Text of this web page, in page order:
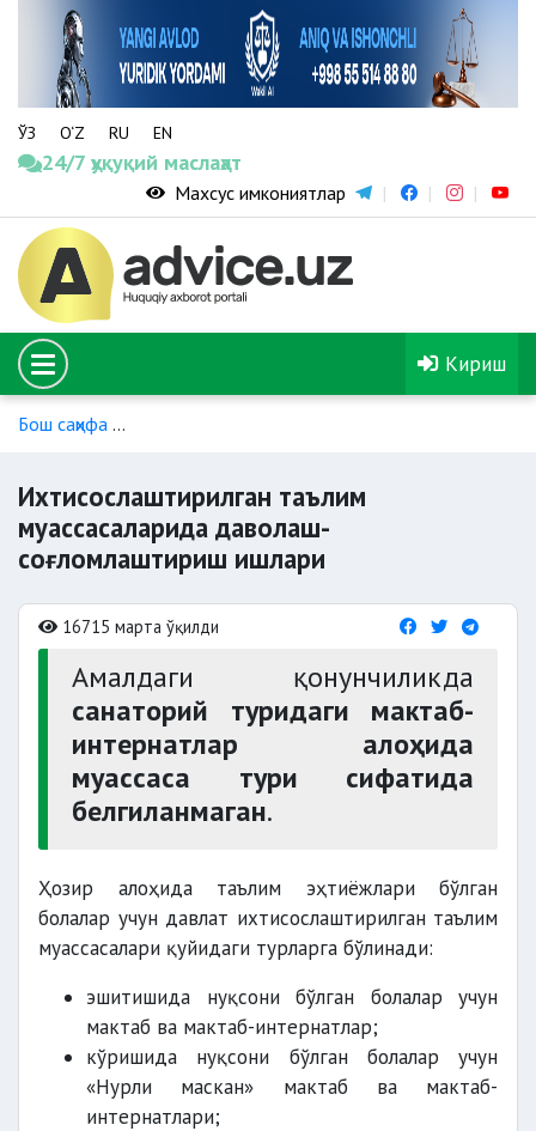
ЎЗ O‘Z RU EN
24/7 ҳуқуқий маслаҳат
Махсус имкониятлар
Кириш
Бош саҳифа
Ихтисослаштирилган таълим
муассасаларида даволаш-
соғломлаштириш ишлари
16715 марта ўқилди
Амалдаги қонунчиликда
санаторий туридаги мактаб-
интернатлар алоҳида
муассаса тури сифатида
белгиланмаган.
Ҳозир алоҳида таълим эҳтиёжлари бўлган
болалар учун давлат ихтисослаштирилган таълим
муассасалари қуйидаги турларга бўлинади:
эшитишида нуқсони бўлган болалар учун
мактаб ва мактаб-интернатлар;
кўришида нуқсони бўлган болалар учун
«Нурли маскан» мактаб ва мактаб-
интернатлари;